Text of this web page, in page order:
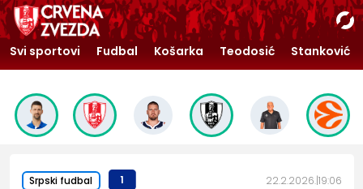
Svi sportovi Fudbal Košarka Teodosić Stanković
Srpski fudbal 1 22.2.2026. 19:06